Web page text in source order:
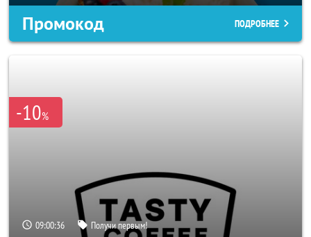
Промокод ПОДРОБНЕЕ
-10%
09:00:33 Получи первым!